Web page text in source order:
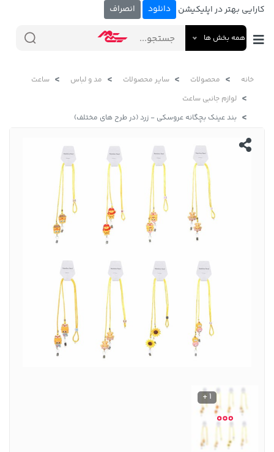
کارایی بهتر در اپلیکیشن دانلود انصراف
همه بخش ها
خانه محصولات سایر محصولات مد و لباس
ساعت
لوازم جانبی ساعت
بند عینک بچگانه عروسکی - زرد (در طرح های مختلف)
1 +